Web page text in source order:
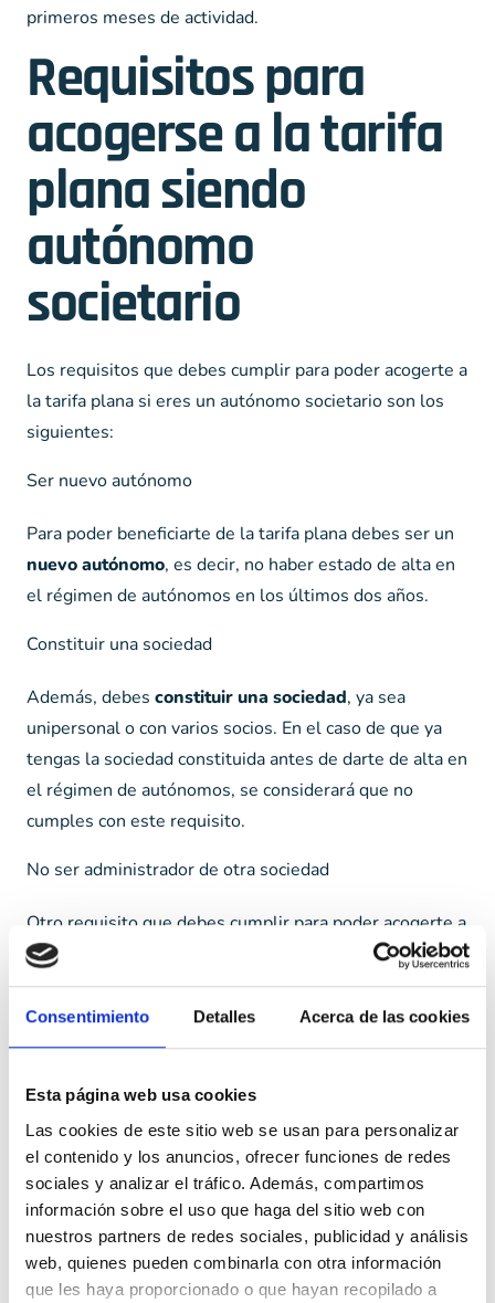
Consentimiento Detalles Acerca de las cookies
Esta página web usa cookies
Las cookies de este sitio web se usan para personalizar
el contenido y los anuncios, ofrecer funciones de redes
sociales y analizar el tráfico. Además, compartimos
información sobre el uso que haga del sitio web con
nuestros partners de redes sociales, publicidad y análisis
web, quienes pueden combinarla con otra información
que les haya proporcionado o que hayan recopilado a
primeros meses de actividad.
Requisitos para
acogerse a la tarifa
plana siendo
autónomo
societario
Los requisitos que debes cumplir para poder acogerte a
la tarifa plana si eres un autónomo societario son los
siguientes:
Ser nuevo autónomo
Para poder beneficiarte de la tarifa plana debes ser un
nuevo autónomo, es decir, no haber estado de alta en
el régimen de autónomos en los últimos dos años.
Constituir una sociedad
Además, debes constituir una sociedad, ya sea
unipersonal o con varios socios. En el caso de que ya
tengas la sociedad constituida antes de darte de alta en
el régimen de autónomos, se considerará que no
cumples con este requisito.
No ser administrador de otra sociedad
Otro requisito que debes cumplir para poder acogerte a
la tarifa plana siendo autónomo societario esno ser
administradorde otra sociedad en el momento de
darte de alta como autónomo.
cargoen el momento de darte de alta como autónomo
societario. Si más adelante decides contratar personal,
podrás seguir beneficiándote de la tarifa plana siempre
y cuando contrates a trabajadores por cuenta ajena.